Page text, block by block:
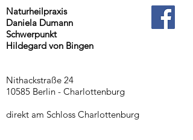
Naturheilpraxis
Daniela Dumann
Schwerpunkt
Hildegard von Bingen
Nithackstraße 24
10585 Berlin - Charlottenburg
direkt am Schloss Charlottenburg